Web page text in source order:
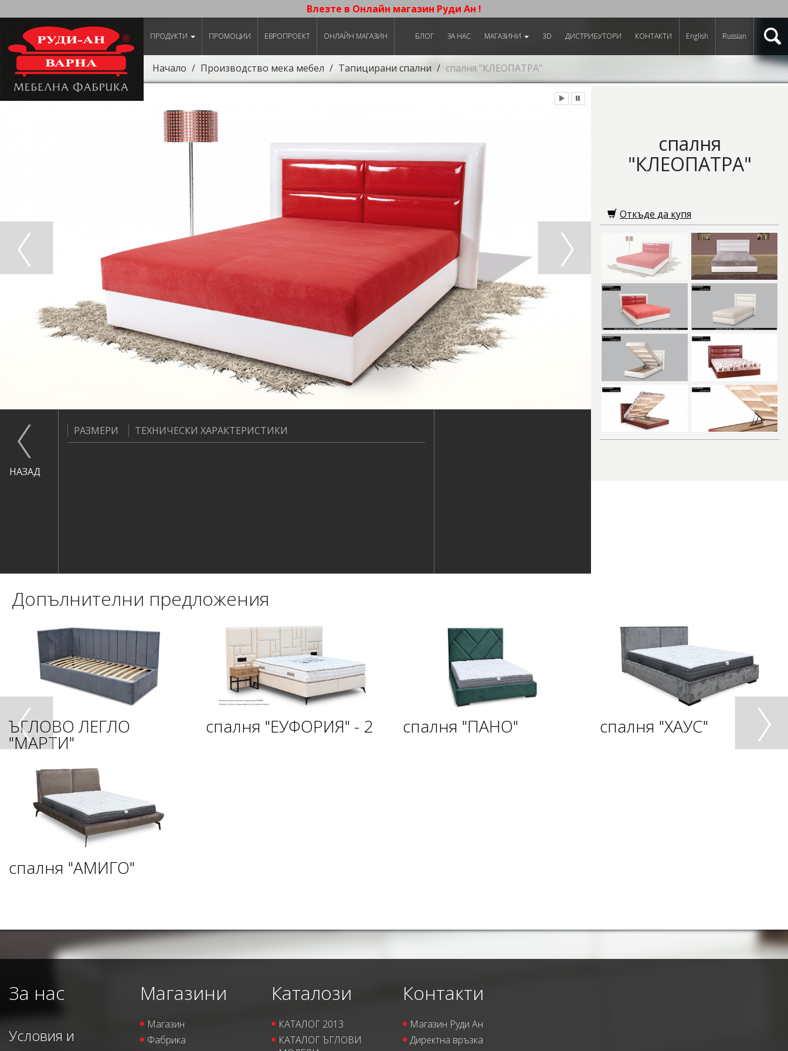
Влезте в Онлайн магазин Руди Ан !
ПРОДУКТИ ПРОМОЦИИ ЕВРОПРОЕКТ ОНЛАЙН МАГАЗИН БЛОГ ЗА НАС МАГАЗИНИ 3D ДИСТРИБУТОРИ КОНТАКТИ English Russian
Начало Производство мека мебел Тапицирани спални спалня "КЛЕОПАТРА"
спалня
"КЛЕОПАТРА"
Откъде да купя
НАЗАД
РАЗМЕРИ ТЕХНИЧЕСКИ ХАРАКТЕРИСТИКИ
Допълнителни предложения
ЪГЛОВО ЛЕГЛО
"МАРТИ"
спалня "ЕУФОРИЯ" - 2 спалня "ПАНО" спалня "ХАУС"
спалня "АМИГО"
За нас
Условия и
Магазини
Магазин
Фабрика
Каталози
КАТАЛОГ 2013
КАТАЛОГ ЪГЛОВИ
Контакти
Магазин Руди Ан
Директна връзка